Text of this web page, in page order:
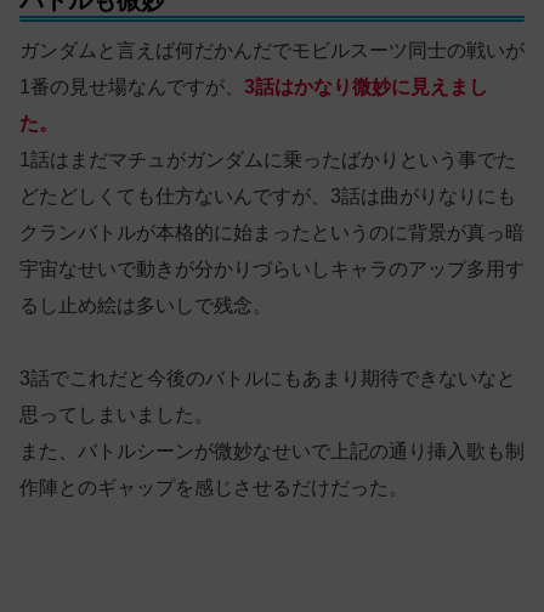
ガンダムと言えば何だかんだでモビルスーツ同士の戦いが
1番の見せ場なんですが、 3話はかなり微妙に見えまし
た。
1話はまだマチュがガンダムに乗ったばかりという事でた
どたどしくても仕方ないんですが、3話は曲がりなりにも
クランバトルが本格的に始まったというのに背景が真っ暗
宇宙なせいで動きが分かりづらいしキャラのアップ多用す
るし止め絵は多いしで残念。
3話でこれだと今後のバトルにもあまり期待できないなと
思ってしまいました。
また、バトルシーンが微妙なせいで上記の通り挿入歌も制
作陣とのギャップを感じさせるだけだった。